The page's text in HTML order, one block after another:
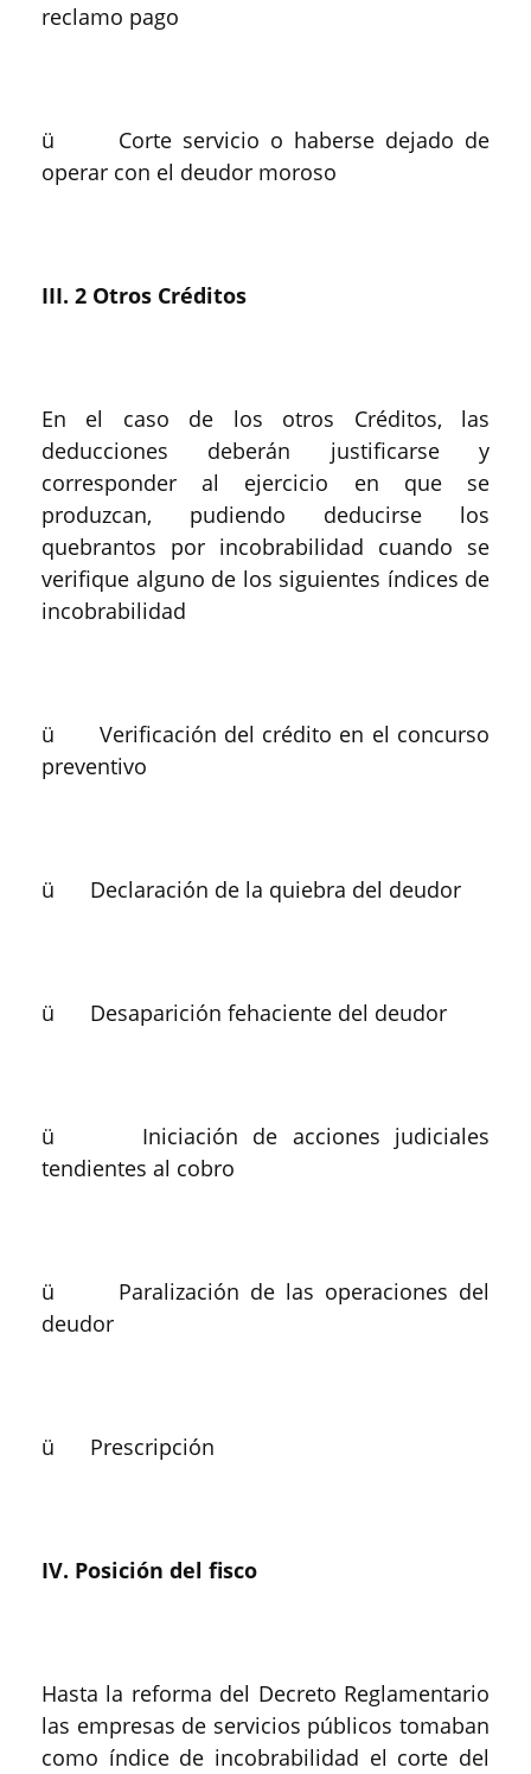
reclamo pago
ü Corte servicio o haberse dejado de
operar con el deudor moroso
III. 2 Otros Créditos
En el caso de los otros Créditos, las
deducciones deberán justificarse y
corresponder al ejercicio en que se
produzcan, pudiendo deducirse los
quebrantos por incobrabilidad cuando se
verifique alguno de los siguientes índices de
incobrabilidad
ü Verificación del crédito en el concurso
preventivo
ü Declaración de la quiebra del deudor
ü Desaparición fehaciente del deudor
ü Iniciación de acciones judiciales
tendientes al cobro
ü Paralización de las operaciones del
deudor
ü Prescripción
IV. Posición del fisco
Hasta la reforma del Decreto Reglamentario
las empresas de servicios públicos tomaban
como índice de incobrabilidad el corte del